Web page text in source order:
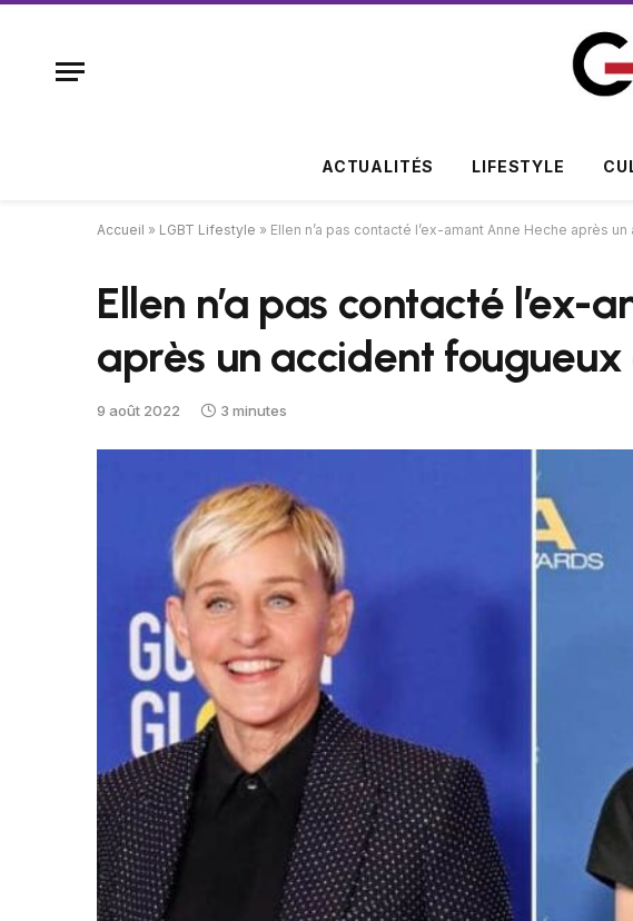
ACTUALITÉS LIFESTYLE
Accueil » LGBT Lifestyle » Ellen n’a pas contacté l’ex-amant Anne Heche après
Ellen n’a pas contacté l’ex-
après un accident fougueux
9 août 2022 3 minutes